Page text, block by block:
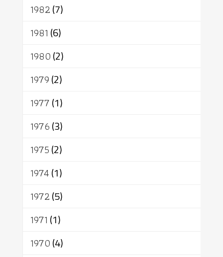
1982(7)
1981 (6)
1980(2)
1979(2)
1977(1)
1976(3)
1975(2)
1974(1)
1972(5)
1971 (1)
1970(4)